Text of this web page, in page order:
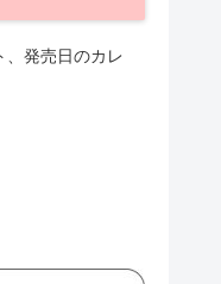
、発売日のカレ